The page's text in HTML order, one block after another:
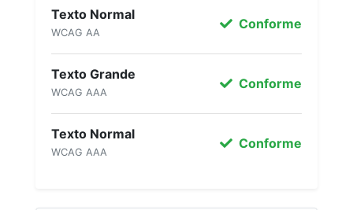
Texto Normal
WCAG AA
Conforme
Texto Grande
WCAG AAA
Conforme
Texto Normal
WCAG AAA
Conforme